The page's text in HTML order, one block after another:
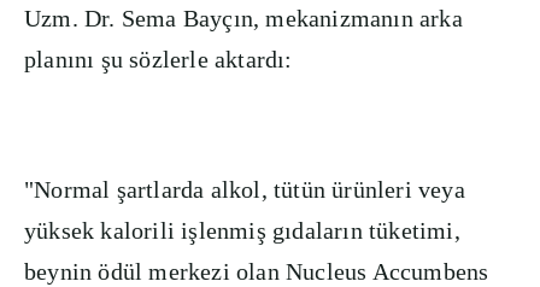
Uzm. Dr. Sema Bayçın, mekanizmanın arka
planını şu sözlerle aktardı:
"Normal şartlarda alkol, tütün ürünleri veya
yüksek kalorili işlenmiş gıdaların tüketimi,
beynin ödül merkezi olan Nucleus Accumbens